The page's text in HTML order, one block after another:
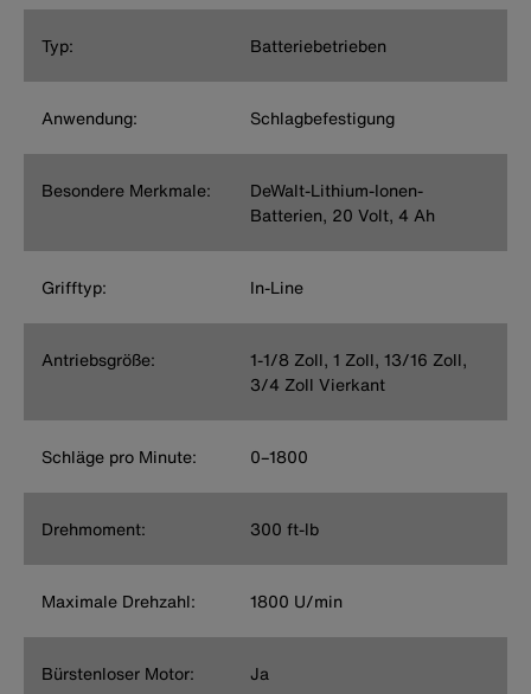
Typ: Batteriebetrieben
Anwendung: Schlagbefestigung
Besondere Merkmale:
DeWalt-Lithium-Ionen-
Batterien, 20 Volt, 4 Ah
Grifftyp: In-Line
Antriebsgröße:
1-1/8 Zoll, 1 Zoll, 13/16 Zoll,
3/4 Zoll Vierkant
Schläge pro Minute: 0–1800
Drehmoment: 300 ft-lb
Maximale Drehzahl: 1800 U/min
Bürstenloser Motor: Ja